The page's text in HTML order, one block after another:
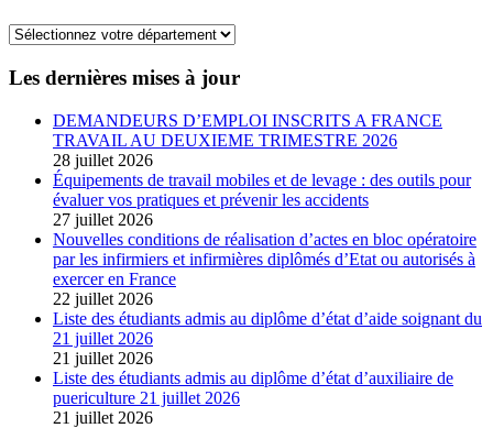
Les dernières mises à jour
DEMANDEURS D’EMPLOI INSCRITS A FRANCE
TRAVAIL AU DEUXIEME TRIMESTRE 2026
28 juillet 2026
Équipements de travail mobiles et de levage : des outils pour
évaluer vos pratiques et prévenir les accidents
27 juillet 2026
Nouvelles conditions de réalisation d’actes en bloc opératoire
par les infirmiers et infirmières diplômés d’Etat ou autorisés à
exercer en France
22 juillet 2026
Liste des étudiants admis au diplôme d’état d’aide soignant du
21 juillet 2026
21 juillet 2026
Liste des étudiants admis au diplôme d’état d’auxiliaire de
puericulture 21 juillet 2026
21 juillet 2026